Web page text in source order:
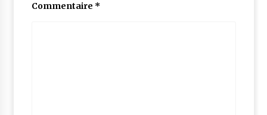
Commentaire *